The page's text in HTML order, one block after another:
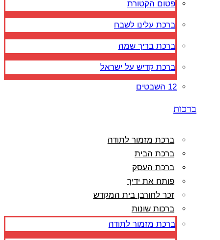
פטום הקטורת
ברכת עלינו לשבח
ברכת בריך שמה
ברכת קדיש על ישראל
12 השבטים
ברכות
ברכת מזמור לתודה
ברכת הבית
ברכת העסק
פותח את ידיך
זכר לחורבן בית המקדש
ברכות שונות
ברכת מזמור לתודה